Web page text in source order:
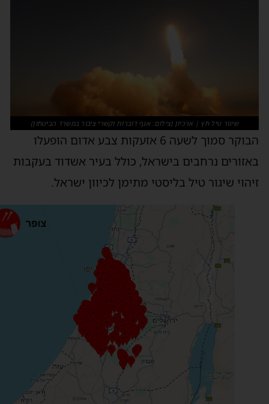
שיגור טיל חץ | ארכיון (צילום: אגף דוברות וקשרי ציבור במשרד הביטחון)
הבוקר סמוך לשעה 6 אזעקות צבע אדום הופעלו
נרחבים בישראל, כולל בעיר אשדוד בעקבות
שיגור טיל בליסטי מתימן לכיוון ישראל.